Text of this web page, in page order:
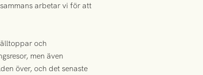
arbetar vi för att
och
men även
över, och det senaste